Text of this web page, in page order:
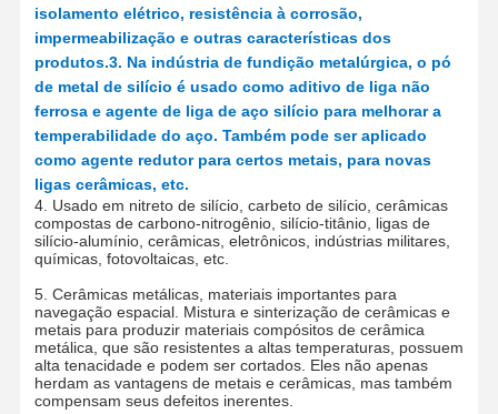
Nanosferas de Sílica
Cosméticos de microesferas de sílica
Pó de sílica fundida
Pó de nano sílica
pó de alumínio esférico
Silicone fumed hidrófilo
Silício fumado hidrofóbico
Polvo metálico de silício
isolamento elétrico, resistência à corrosão,
impermeabilização e outras características dos
produtos.3. Na indústria de fundição metalúrgica, o pó
de metal de silício é usado como aditivo de liga não
ferrosa e agente de liga de aço silício para melhorar a
temperabilidade do aço. Também pode ser aplicado
como agente redutor para certos metais, para novas
ligas cerâmicas, etc.
4. Usado em nitreto de silício, carbeto de silício, cerâmicas
compostas de carbono-nitrogênio, silício-titânio, ligas de
silício-alumínio, cerâmicas, eletrônicos, indústrias militares,
químicas, fotovoltaicas, etc.
5. Cerâmicas metálicas, materiais importantes para
navegação espacial. Mistura e sinterização de cerâmicas e
metais para produzir materiais compósitos de cerâmica
metálica, que são resistentes a altas temperaturas, possuem
alta tenacidade e podem ser cortados. Eles não apenas
herdam as vantagens de metais e cerâmicas, mas também
compensam seus defeitos inerentes.